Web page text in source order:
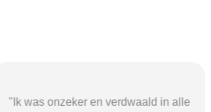
"Beschermd-Wonen.nl hielp mij